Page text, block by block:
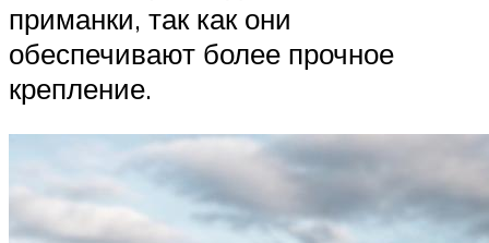
приманки, так как они
обеспечивают более прочное
крепление.